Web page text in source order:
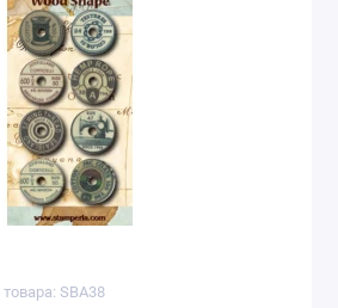
SBA38